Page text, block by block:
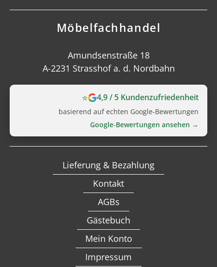
Möbelfachhandel
Amundsenstraße 18
A-2231 Strasshof a. d. Nordbahn
⭐ 4,9 / 5 Kundenzufriedenheit
basierend auf echten Google‑Bewertungen
Google‑Bewertungen ansehen →
Lieferung & Bezahlung
Kontakt
AGBs
Gästebuch
Mein Konto
Impressum